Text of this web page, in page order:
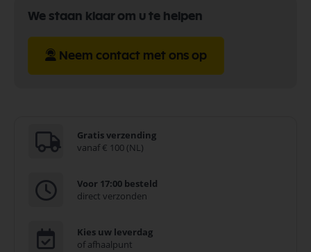
We staan klaar om u te helpen
Neem contact met ons op
Gratis verzending
vanaf € 100 (NL)
Voor 17:00 besteld
direct verzonden
Kies uw leverdag
of afhaalpunt